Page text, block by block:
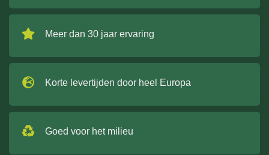
Meer dan 30 jaar ervaring
Korte levertijden door heel Europa
Goed voor het milieu